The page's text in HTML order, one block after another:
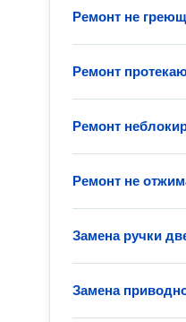
Ремонт не
Ремонт
Ремонт
Ремонт не
Замена ручки
Замена